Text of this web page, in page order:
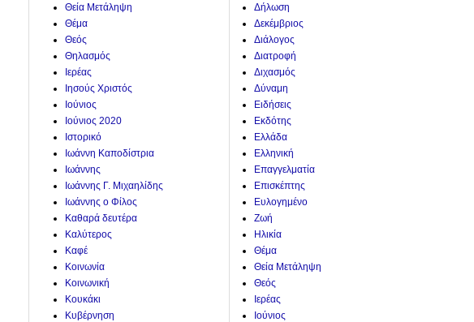
Θεία Μετάληψη
Θέμα
Θεός
Θηλασμός
Ιερέας
Ιησούς Χριστός
Ιούνιος
Ιούνιος 2020
Ιστορικό
Ιωάννη Καποδίστρια
Ιωάννης
Ιωάννης Γ. Μιχαηλίδης
Ιωάννης ο Φίλος
Καθαρά δευτέρα
Καλύτερος
Καφέ
Κοινωνία
Κοινωνική
Κουκάκι
Κυβέρνηση
Δήλωση
Δεκέμβριος
Διάλογος
Διατροφή
Διχασμός
Δύναμη
Ειδήσεις
Εκδότης
Ελλάδα
Ελληνική
Επαγγελματία
Επισκέπτης
Ευλογημένο
Ζωή
Ηλικία
Θέμα
Θεία Μετάληψη
Θεός
Ιερέας
Ιούνιος